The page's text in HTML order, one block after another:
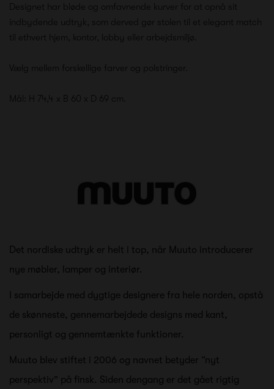
Designet har bløde og omfavnende kurver for at opnå sit
indbydende udtryk, som derved gør stolen til et elegant match
til ethvert hjem, kontor, lobby eller arbejdsmiljø.
Vælg mellem forskellige farver og polstringer.
Mål: H 74,4 x B 60 x D 69 cm.
Det nordiske udtryk er helt i top, når Muuto introducerer
nye møbler, lamper og interiør.
I samarbejde med dygtige designere fra hele norden, opstå
de skønneste, gennemarbejdede designs med kant,
personligt og gennemtænkte funktioner.
Muuto blev stiftet i 2006 og navnet betyder “nyt
perspektiv” på finsk. Siden dengang er det gået rigtig